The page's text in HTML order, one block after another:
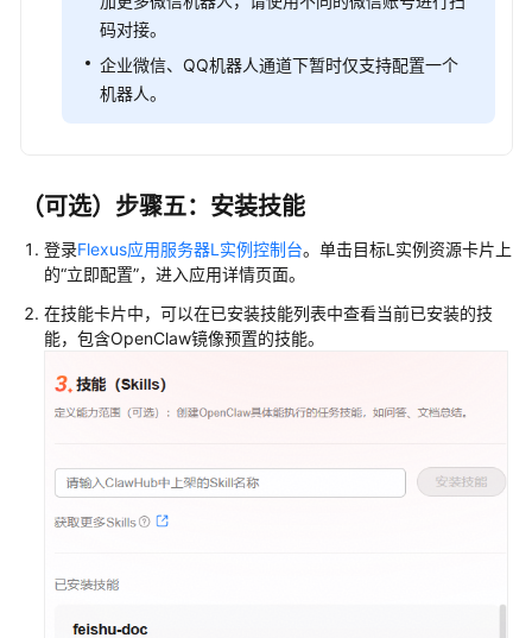
码对接。
企业微信、QQ机器人通道下暂时仅支持配置一个
机器人。
（可选）步骤五：安装技能
登录Flexus应用服务器L实例控制台。单击目标L实例资源卡片上
的“立即配置”，进入应用详情页面。
在技能卡片中，可以在已安装技能列表中查看当前已安装的技
能，包含OpenClaw镜像预置的技能。